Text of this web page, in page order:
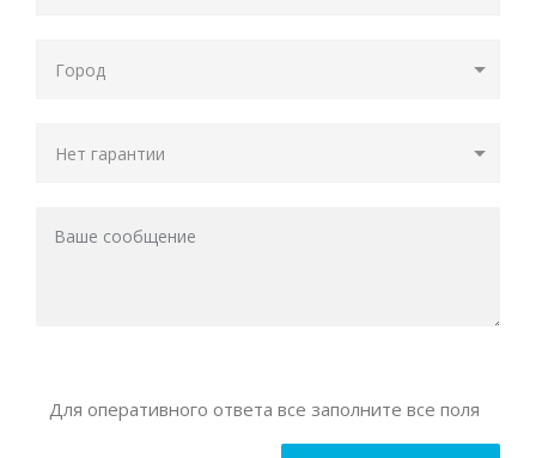
Для оперативного ответа все заполните все поля